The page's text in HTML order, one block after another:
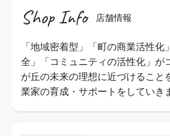
Shop Info 店舗情報
「地域密着型」「町の商業活性化
全」「コミュニティの活性化」が
が丘の未来の理想に近づけること
業家の育成・サポートをしていき